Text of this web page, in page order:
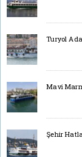
Turyol
Mavi
Şehir